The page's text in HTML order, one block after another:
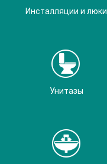
Инсталляции и люки
Унитазы